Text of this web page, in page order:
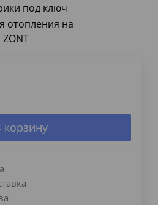
под ключ
отопления на
корзину